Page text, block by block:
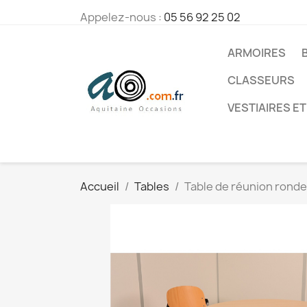
Appelez-nous : 05 56 92 25 02
ARMOIRES
CLASSEURS
VESTIAIRES
Accueil Tables Table de réunion